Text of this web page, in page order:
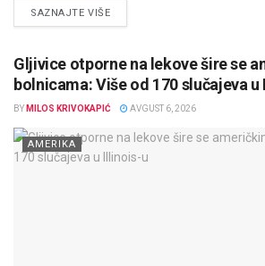
SAZNAJTE VIŠEDETAILS
Gljivice otporne na lekove šire se
bolnicama: Više od 170 slučajeva
BY MILOS KRIVOKAPIĆ AVGUST 6, 2026
AMERIKA